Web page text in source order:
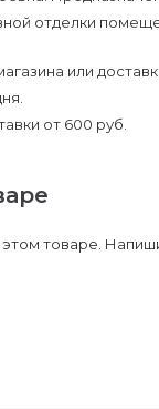
отделки
или
от 600 руб.
товаре.